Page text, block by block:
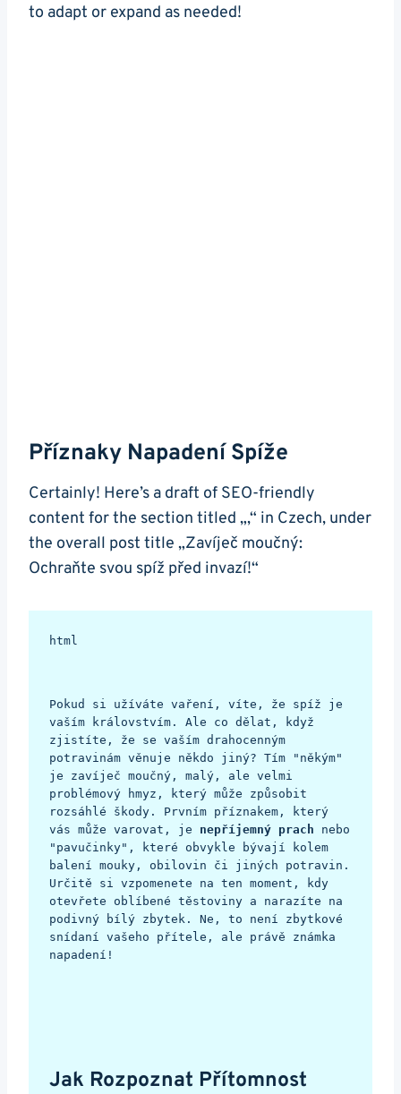
to adapt or expand as needed!
Příznaky Napadení⁢ Spíže
Certainly! Here’s a draft of SEO-friendly
content for the section ⁤titled „,“ in Czech, under
the overall post title „Zavíječ moučný:
Ochraňte ‍svou ⁤spíž před invazí!“
html
Pokud si užíváte vaření, víte, že spíž je
vaším královstvím. Ale co dělat, když
zjistíte, že se vaším drahocenným
potravinám věnuje někdo jiný? Tím "někým"
je zavíječ moučný, malý, ale velmi
problémový hmyz, který může způsobit
rozsáhlé škody. Prvním příznakem, který
vás může varovat, je nepříjemný prach nebo
"pavučinky", které obvykle bývají kolem
balení mouky, obilovin či jiných potravin.
Určitě si vzpomenete na ten moment, kdy
otevřete oblíbené těstoviny a narazíte na
podivný bílý zbytek. Ne, to není zbytkové
snídaní vašeho přítele, ale právě známka
napadení!
Jak Rozpoznat Přítomnost